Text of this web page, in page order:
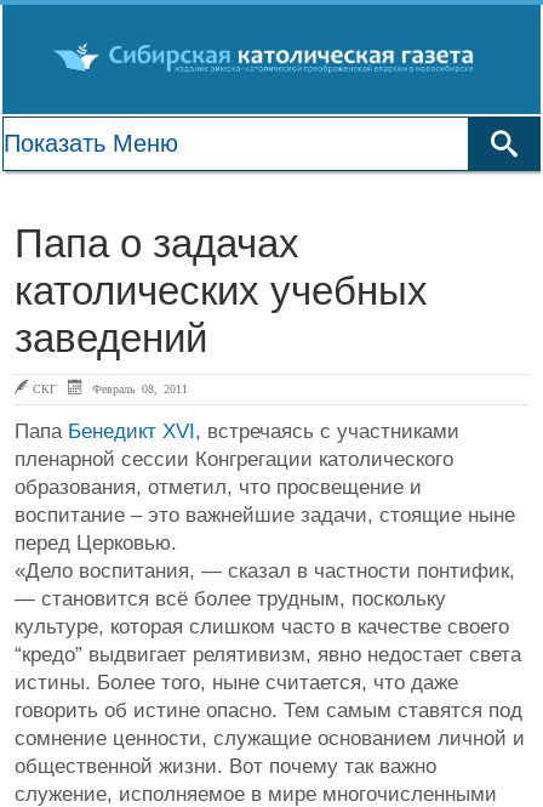
Папа о задачах
католических учебных
заведений
СКГ Февраль 08, 2011
Папа Бенедикт XVI, встречаясь с участниками
пленарной сессии Конгрегации католического
образования, отметил, что просвещение и
воспитание – это важнейшие задачи, стоящие ныне
перед Церковью.
«Дело воспитания, — сказал в частности понтифик,
— становится всё более трудным, поскольку
культуре, которая слишком часто в качестве своего
“кредо” выдвигает релятивизм, явно недостает света
истины. Более того, ныне считается, что даже
говорить об истине опасно. Тем самым ставятся под
сомнение ценности, служащие основанием личной и
общественной жизни. Вот почему так важно
служение, исполняемое в мире многочисленными